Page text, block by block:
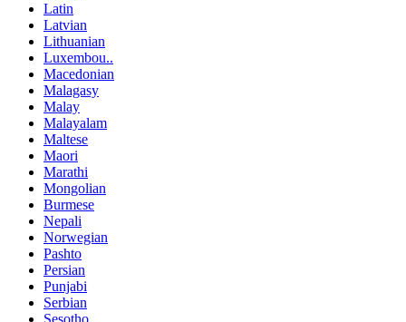
Latin
Latvian
Lithuanian
Luxembou..
Macedonian
Malagasy
Malay
Malayalam
Maltese
Maori
Marathi
Mongolian
Burmese
Nepali
Norwegian
Pashto
Persian
Punjabi
Serbian
Sesotho